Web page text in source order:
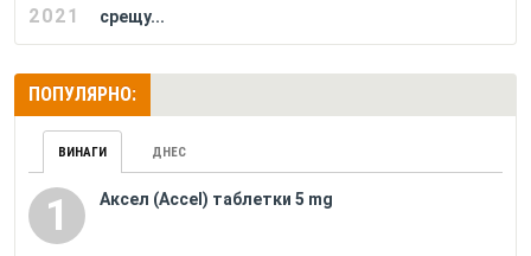
2021
срещу...
ПОПУЛЯРНО:
ВИНАГИ ДНЕС
1 Аксел (Accel) таблетки 5 mg